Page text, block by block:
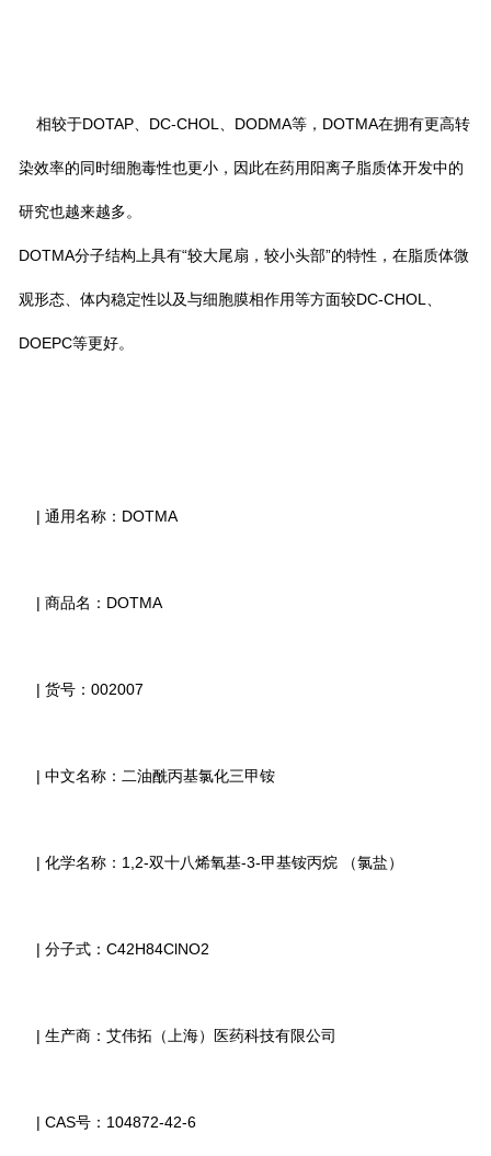
相较于DOTAP、DC-CHOL、DODMA等，DOTMA在拥有更高转
染效率的同时细胞毒性也更小，因此在药用阳离子脂质体开发中的
研究也越来越多。
DOTMA分子结构上具有“较大尾扇，较小头部”的特性，在脂质体微
观形态、体内稳定性以及与细胞膜相作用等方面较DC-CHOL、
DOEPC等更好。
| 通用名称：DOTMA
| 商品名：DOTMA
| 货号：002007
| 中文名称：二油酰丙基氯化三甲铵
| 化学名称：1,2-双十八烯氧基-3-甲基铵丙烷 （氯盐）
| 分子式：C42H84ClNO2
| 生产商：艾伟拓（上海）医药科技有限公司
| CAS号：104872-42-6